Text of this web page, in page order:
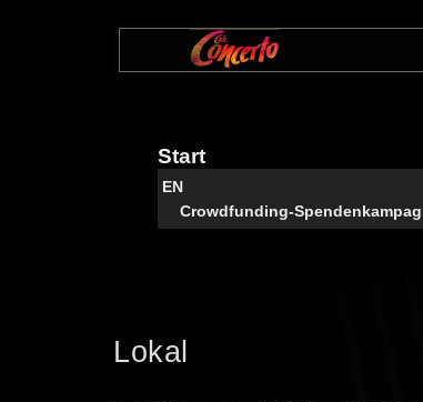
Start
EN
Crowdfunding-
Lokal